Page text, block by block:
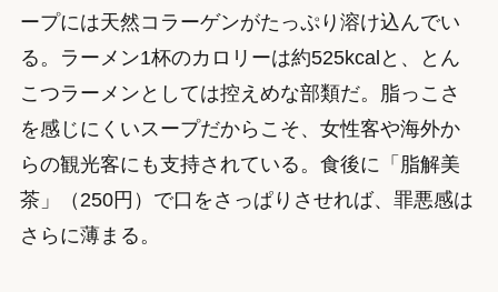
ープには天然コラーゲンがたっぷり溶け込んでい
る。ラーメン1杯のカロリーは約525kcalと、とん
こつラーメンとしては控えめな部類だ。脂っこさ
を感じにくいスープだからこそ、女性客や海外か
らの観光客にも支持されている。食後に「脂解美
茶」（250円）で口をさっぱりさせれば、罪悪感は
さらに薄まる。